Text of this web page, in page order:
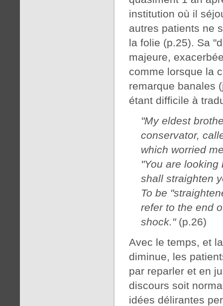
institution où il
autres patients ne
la folie (p.25). Sa
majeure,
comme lorsque la
remarque banales
étant difficile à
"My eldest
conservator,
which worried
"You are looking
shall straighten
To be
refer to the end
shock."(p.26)
Avec le temps, et
diminue, les
par reparler et en
discours soit
idées délirantes